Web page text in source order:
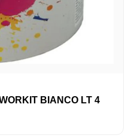
BIANCO LT 4